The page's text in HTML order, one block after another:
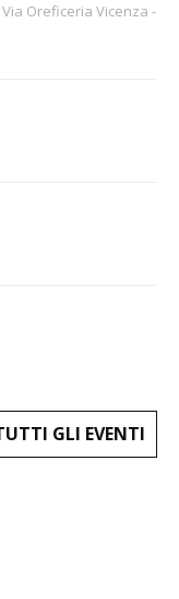
Oreficeria Vicenza -
GLI EVENTI